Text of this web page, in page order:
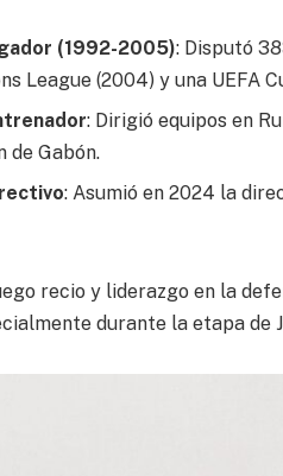
(1992-2005): Disputó
League (2004) y una UEFA
: Dirigió equipos en
de Gabón.
: Asumió en 2024 la
recio y liderazgo en la
durante la etapa de